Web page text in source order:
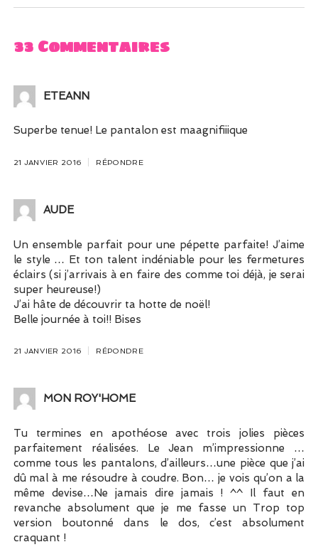
33 Commentaires
ETEANN
Superbe tenue! Le pantalon est maagnifiiique
21 JANVIER 2016 RÉPONDRE
AUDE
Un ensemble parfait pour une pépette parfaite! J’aime
le style … Et ton talent indéniable pour les fermetures
éclairs (si j’arrivais à en faire des comme toi déjà, je serai
super heureuse!)
J’ai hâte de découvrir ta hotte de noël!
Belle journée à toi!! Bises
21 JANVIER 2016 RÉPONDRE
MON ROY'HOME
Tu termines en apothéose avec trois jolies pièces
parfaitement réalisées. Le Jean m’impressionne …
comme tous les pantalons, d’ailleurs…une pièce que j’ai
dû mal à me résoudre à coudre. Bon… je vois qu’on a la
même devise…Ne jamais dire jamais ! ^^ Il faut en
revanche absolument que je me fasse un Trop top
version boutonné dans le dos, c’est absolument
craquant !